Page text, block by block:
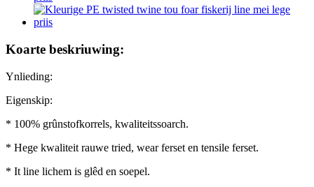
Koarte beskriuwing:
Ynlieding:
Eigenskip:
* 100% grûnstofkorrels, kwaliteitssoarch.
* Hege kwaliteit rauwe tried, wear ferset en tensile ferset.
* It line lichem is glêd en soepel.